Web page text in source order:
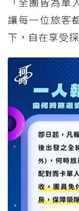
讓每一位旅客
下，自在享受